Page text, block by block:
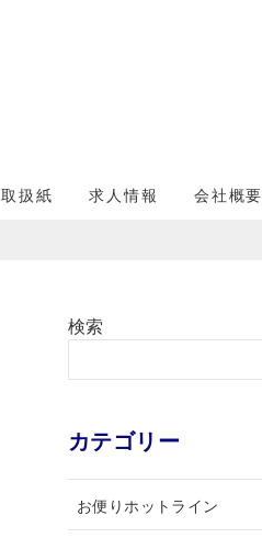
取扱紙 求人情報 会社概要
検索
カテゴリー
お便りホットライン